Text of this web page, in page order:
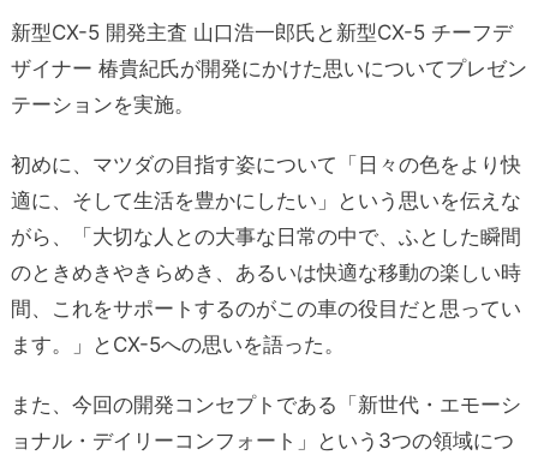
新型CX-5 開発主査 山口浩一郎氏と新型CX-5 チーフデ
ザイナー 椿貴紀氏が開発にかけた思いについてプレゼン
テーションを実施。
初めに、マツダの目指す姿について「日々の色をより快
適に、そして生活を豊かにしたい」という思いを伝えな
がら、「大切な人との大事な日常の中で、ふとした瞬間
のときめきやきらめき、あるいは快適な移動の楽しい時
間、これをサポートするのがこの車の役目だと思ってい
ます。」とCX-5への思いを語った。
また、今回の開発コンセプトである「新世代・エモーシ
ョナル・デイリーコンフォート」という3つの領域につ